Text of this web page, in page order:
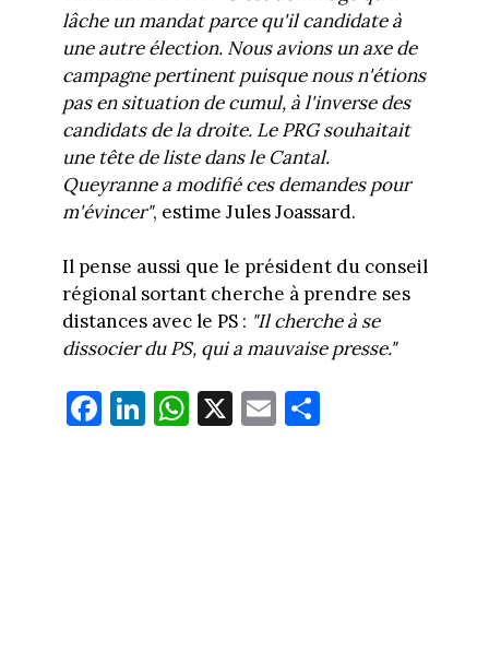
lâche un mandat parce qu'il candidate à
une autre élection. Nous avions un axe de
campagne pertinent puisque nous n'étions
pas en situation de cumul, à l'inverse des
candidats de la droite. Le PRG souhaitait
une tête de liste dans le Cantal.
Queyranne a modifié ces demandes pour
m'évincer", estime Jules Joassard.
Il pense aussi que le président du conseil
régional sortant cherche à prendre ses
distances avec le PS : "Il cherche à se
dissocier du PS, qui a mauvaise presse."
Fa
ce
Li
nk
W
ha
X E
m
Pa